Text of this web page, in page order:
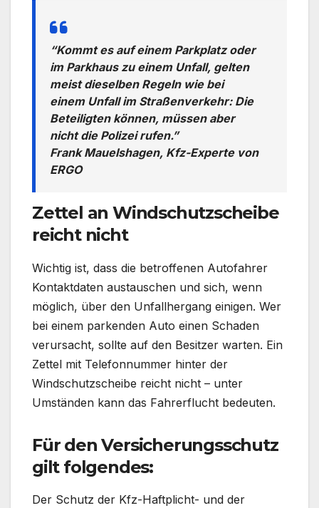
“Kommt es auf einem Parkplatz oder
im Parkhaus zu einem Unfall, gelten
meist dieselben Regeln wie bei
einem Unfall im Straßenverkehr: Die
Beteiligten können, müssen aber
nicht die Polizei rufen.”
Frank Mauelshagen, Kfz-Experte von
ERGO
Zettel an Windschutzscheibe
reicht nicht
Wichtig ist, dass die betroffenen Autofahrer
Kontaktdaten austauschen und sich, wenn
möglich, über den Unfallhergang einigen. Wer
bei einem parkenden Auto einen Schaden
verursacht, sollte auf den Besitzer warten. Ein
Zettel mit Telefonnummer hinter der
Windschutzscheibe reicht nicht – unter
Umständen kann das Fahrerflucht bedeuten.
Für den Versicherungsschutz
gilt folgendes:
Der Schutz der Kfz-Haftplicht- und der